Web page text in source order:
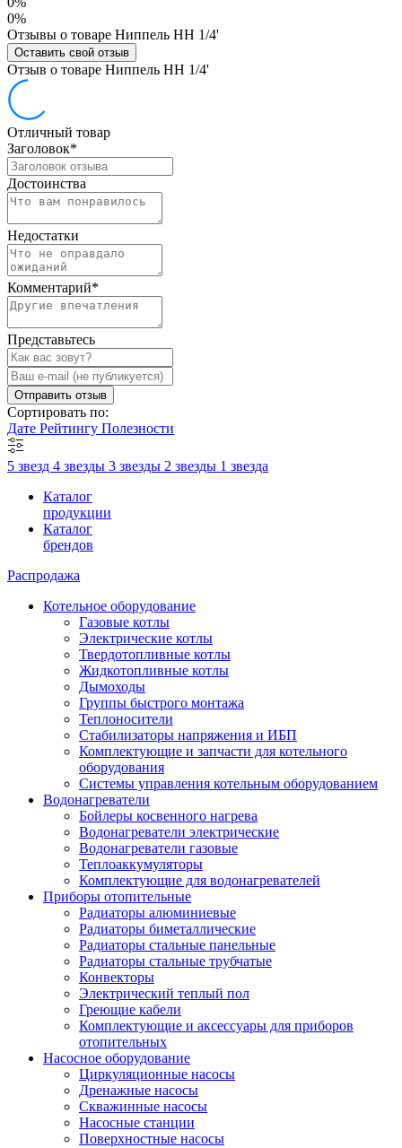
0%
Отзывы о товаре Ниппель НН 1/4'
Оставить свой отзыв
Отзыв о товаре Ниппель НН 1/4'
Отличный товар
Заголовок*
Достоинства
Недостатки
Комментарий*
Представьтесь
Отправить отзыв
Сортировать по:
Дате Рейтингу Полезности
5 звезд 4 звезды 3 звезды 2 звезды 1 звезда
Каталог
продукции
Каталог
брендов
Распродажа
Котельное оборудование
Газовые котлы
Электрические котлы
Твердотопливные котлы
Жидкотопливные котлы
Дымоходы
Группы быстрого монтажа
Теплоносители
Стабилизаторы напряжения и ИБП
Комплектующие и запчасти для котельного
оборудования
Системы управления котельным оборудованием
Водонагреватели
Бойлеры косвенного нагрева
Водонагреватели электрические
Водонагреватели газовые
Теплоаккумуляторы
Комплектующие для водонагревателей
Приборы отопительные
Радиаторы алюминиевые
Радиаторы биметаллические
Радиаторы стальные панельные
Радиаторы стальные трубчатые
Конвекторы
Электрический теплый пол
Греющие кабели
Комплектующие и аксессуары для приборов
отопительных
Насосное оборудование
Циркуляционные насосы
Дренажные насосы
Скважинные насосы
Насосные станции
Поверхностные насосы